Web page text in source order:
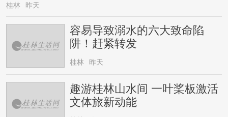
桂林 昨天
容易导致溺水的六大致命陷
阱！赶紧转发
桂林 昨天
趣游桂林山水间 一叶桨板激活
文体旅新动能